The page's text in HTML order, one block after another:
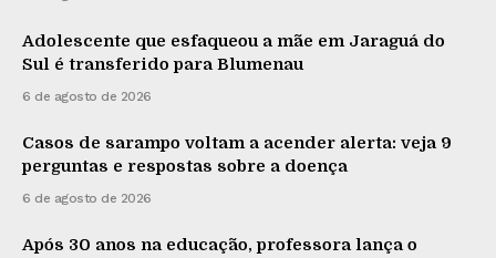
Adolescente que esfaqueou a mãe em Jaraguá do
Sul é transferido para Blumenau
6 de agosto de 2026
Casos de sarampo voltam a acender alerta: veja 9
perguntas e respostas sobre a doença
6 de agosto de 2026
Após 30 anos na educação, professora lança o